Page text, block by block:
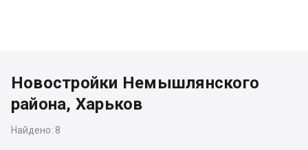
Новостройки Немышлянского
района, Харьков
Найдено: 8